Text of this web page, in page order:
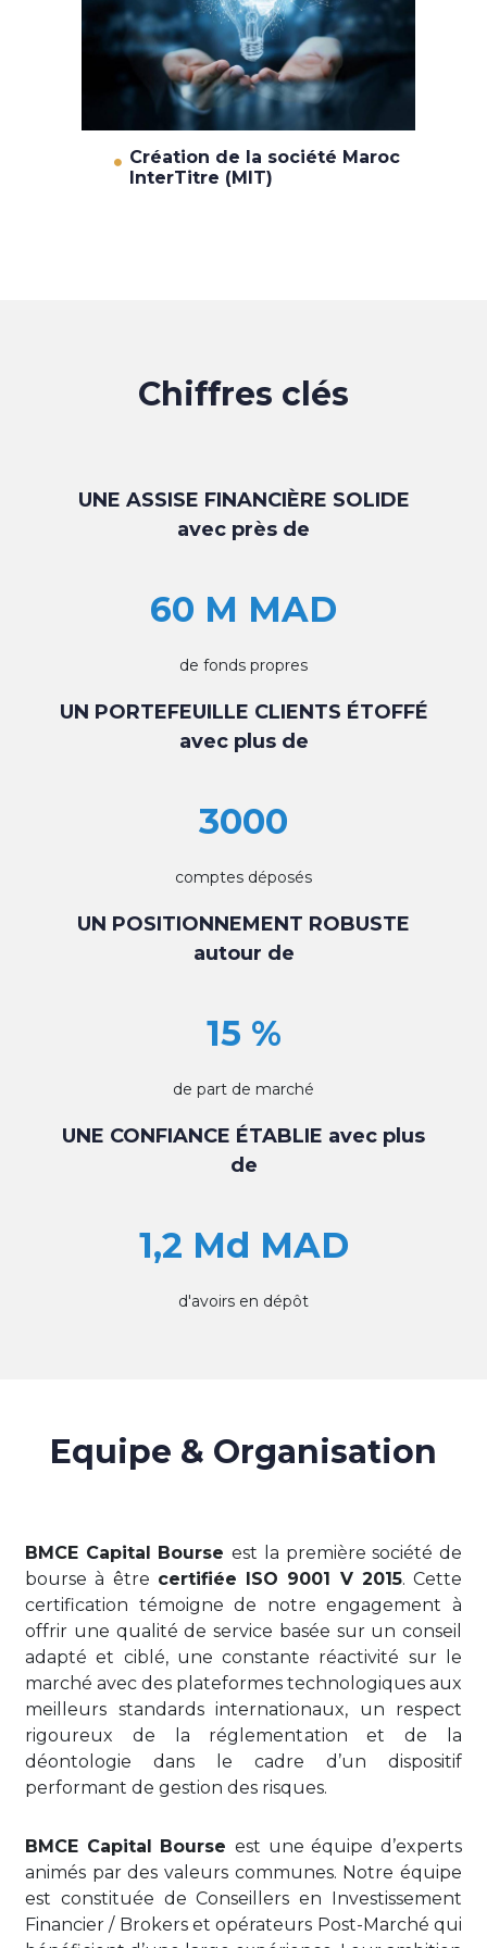
Création de la société Maroc
InterTitre (MIT)
Chiffres clés
UNE ASSISE FINANCIÈRE SOLIDE
avec près de
60 M MAD
de fonds propres
UN PORTEFEUILLE CLIENTS ÉTOFFÉ
avec plus de
3000
comptes déposés
UN POSITIONNEMENT ROBUSTE
autour de
15 %
de part de marché
UNE CONFIANCE ÉTABLIE avec plus
de
1,2 Md MAD
d'avoirs en dépôt
Equipe & Organisation
BMCE Capital Bourseest la première société de
bourse à être certifiée ISO 9001 V 2015. Cette
certification témoigne de notre engagement à
offrir une qualité de service basée sur un conseil
adapté et ciblé, une constante réactivité sur le
marché avec des plateformes technologiques aux
meilleurs standards internationaux, un respect
rigoureux de la réglementation et de la
déontologie dans le cadre d’un dispositif
performant de gestion des risques.
BMCE Capital Bourse est une équipe d’experts
animés par des valeurs communes. Notre équipe
est constituée de Conseillers en Investissement
Financier / Brokers et opérateurs Post-Marché qui